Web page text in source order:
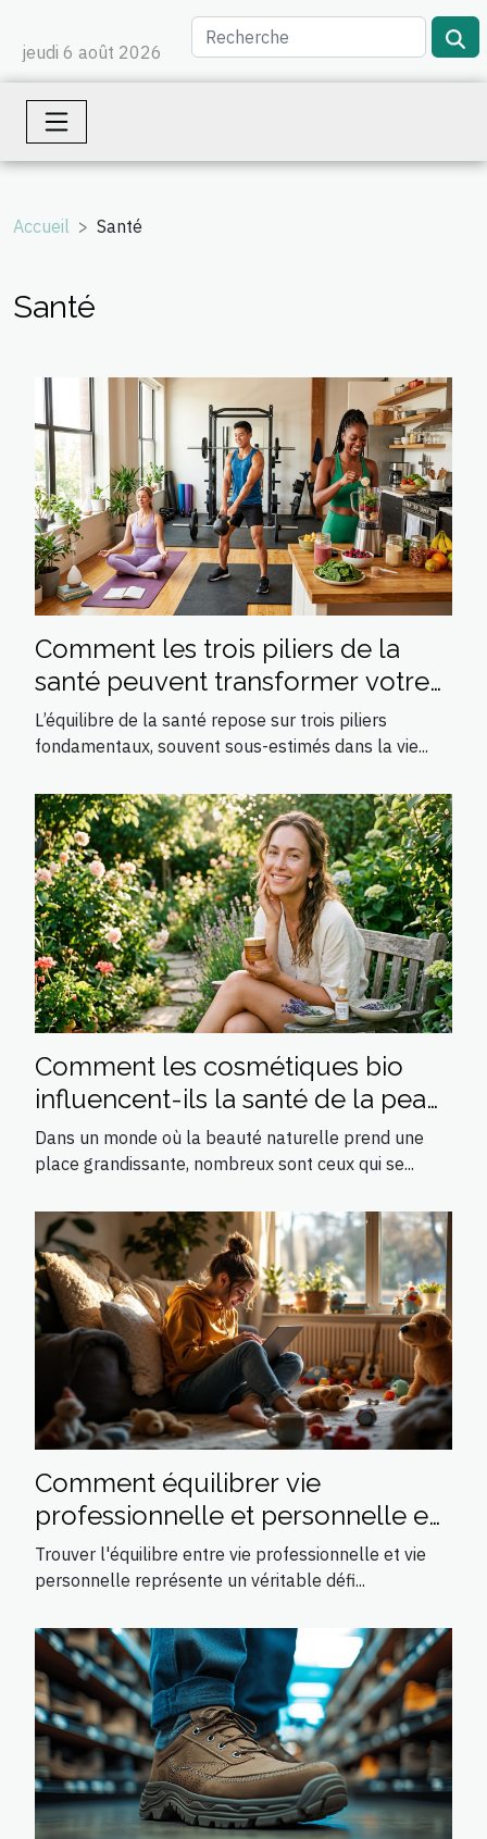
jeudi 6 août 2026
Accueil Santé
Santé
Comment les trois piliers de la
santé peuvent transformer votre
quotidien ?
L’équilibre de la santé repose sur trois piliers
fondamentaux, souvent sous-estimés dans la vie...
Comment les cosmétiques bio
influencent-ils la santé de la peau
?
Dans un monde où la beauté naturelle prend une
place grandissante, nombreux sont ceux qui se...
Comment équilibrer vie
professionnelle et personnelle en
tant que parent solo ?
Trouver l'équilibre entre vie professionnelle et vie
personnelle représente un véritable défi...